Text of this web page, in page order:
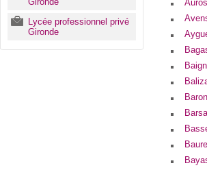
Lycée professionnel privé
Gironde
Auros
Baron